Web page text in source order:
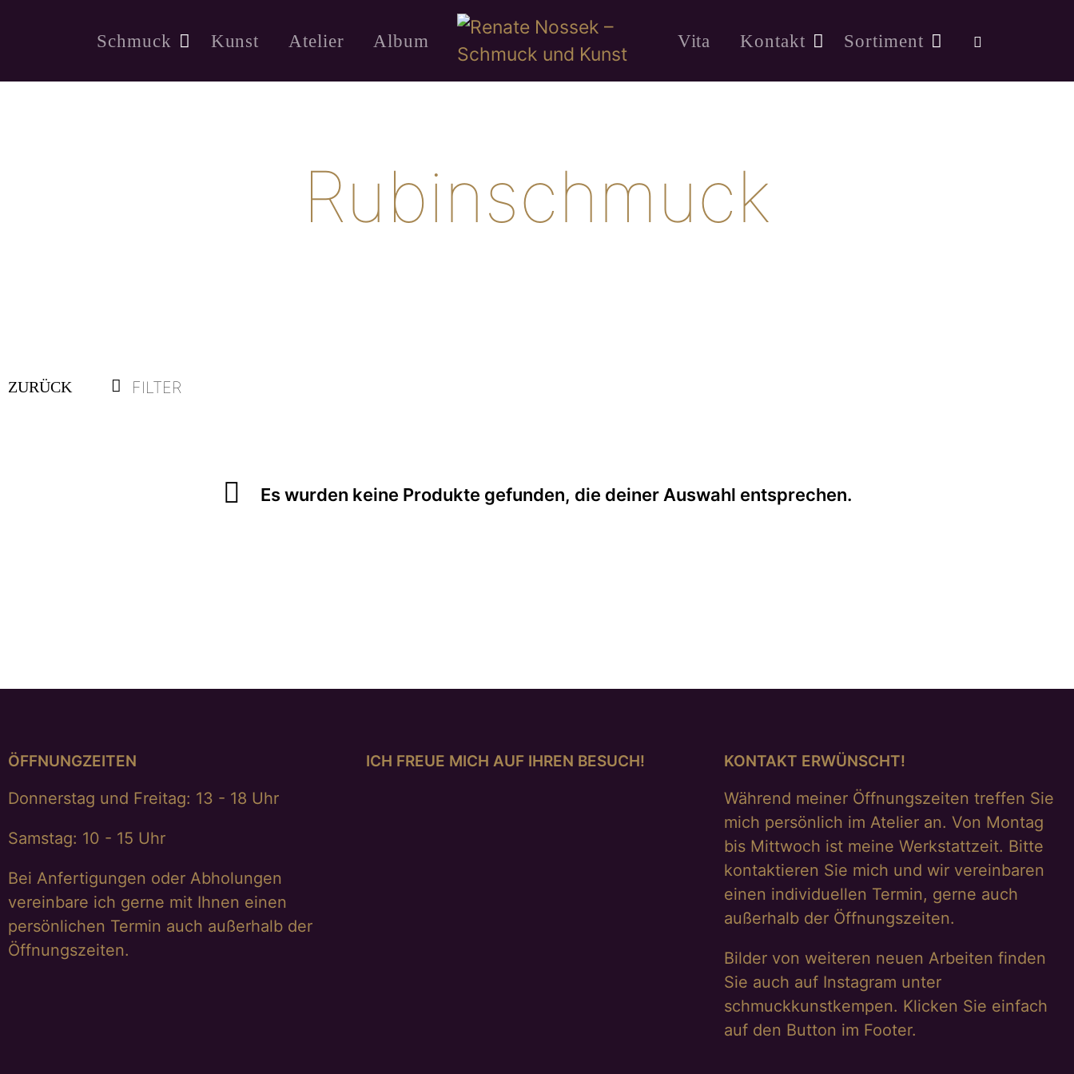
Schmuck Kunst Atelier Album Vita Kontakt Sortiment
Rubinschmuck
ZURÜCK FILTER
Es wurden keine Produkte gefunden, die deiner Auswahl entsprechen.
ÖFFNUNGZEITEN
Donnerstag und Freitag: 13 - 18 Uhr
Samstag: 10 - 15 Uhr
Bei Anfertigungen oder Abholungen
vereinbare ich gerne mit Ihnen einen
persönlichen Termin auch außerhalb der
Öffnungszeiten.
ICH FREUE MICH AUF IHREN BESUCH! KONTAKT ERWÜNSCHT!
Während meiner Öffnungszeiten treffen Sie
mich persönlich im Atelier an. Von Montag
bis Mittwoch ist meine Werkstattzeit. Bitte
kontaktieren Sie mich und wir vereinbaren
einen individuellen Termin, gerne auch
außerhalb der Öffnungszeiten.
Bilder von weiteren neuen Arbeiten finden
Sie auch auf Instagram unter
schmuckkunstkempen. Klicken Sie einfach
auf den Button im Footer.